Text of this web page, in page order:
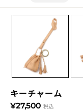
キーチャーム
¥27,500 税込